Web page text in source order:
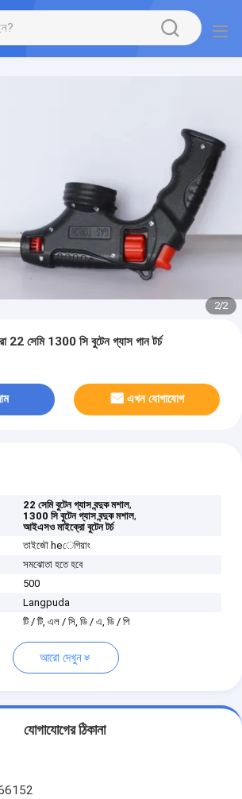
2/2
22 সেমি 1300 সি বুটেন গ্যাস গান টর্চ
এখন যোগাযোগ
22 সেমি বুটেন গ্যাস বন্দুক মশাল,
1300 সি বুটেন গ্যাস বন্দুক মশাল,
আইএসও মাইক্রো বুটেন টর্চ
তাইজৌ heেগিয়াং
সমঝোতা হতে হবে
500
Langpuda
টি / টি, এল / সি, ডি / এ, ডি / পি
আরো দেখুন
যোগাযোগের ঠিকানা